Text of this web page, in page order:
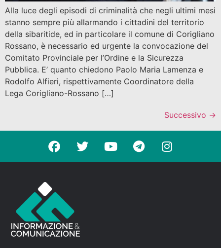
Alla luce degli episodi di criminalità che negli ultimi mesi
stanno sempre più allarmando i cittadini del territorio
della sibaritide, ed in particolare il comune di Corigliano
Rossano, è necessario ed urgente la convocazione del
Comitato Provinciale per l’Ordine e la Sicurezza
Pubblica. E’ quanto chiedono Paolo Maria Lamenza e
Rodolfo Alfieri, rispettivamente Coordinatore della
Lega Corigliano-Rossano […]
Successivo →